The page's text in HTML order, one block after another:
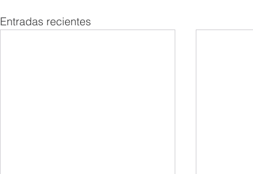
Entradas recientes